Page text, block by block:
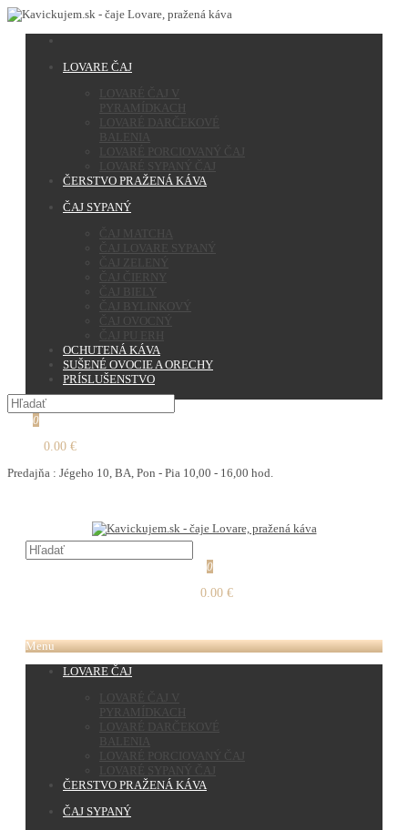
LOVARE ČAJ
LOVARÉ ČAJ V
PYRAMÍDKACH
LOVARÉ DARČEKOVÉ
BALENIA
LOVARÉ PORCIOVANÝ ČAJ
LOVARÉ SYPANÝ ČAJ
ČERSTVO PRAŽENÁ KÁVA
ČAJ SYPANÝ
ČAJ MATCHA
ČAJ LOVARE SYPANÝ
ČAJ ZELENÝ
ČAJ ČIERNY
ČAJ BIELY
ČAJ BYLINKOVÝ
ČAJ OVOCNÝ
ČAJ PU ERH
OCHUTENÁ KÁVA
SUŠENÉ OVOCIE A ORECHY
PRÍSLUŠENSTVO
0
0.00 €
Predajňa : Jégeho 10, BA, Pon - Pia 10,00 - 16,00 hod.
0
0.00 €
Menu
LOVARE ČAJ
LOVARÉ ČAJ V
PYRAMÍDKACH
LOVARÉ DARČEKOVÉ
BALENIA
LOVARÉ PORCIOVANÝ ČAJ
LOVARÉ SYPANÝ ČAJ
ČERSTVO PRAŽENÁ KÁVA
ČAJ SYPANÝ